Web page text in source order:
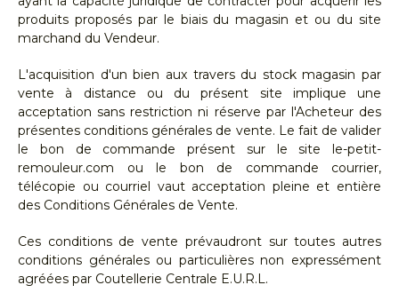
produits proposés par le biais du magasin et ou du site
marchand du Vendeur.
L'acquisition d'un bien aux travers du stock magasin par
vente à distance ou du présent site implique une
acceptation sans restriction ni réserve par l'Acheteur des
présentes conditions générales de vente. Le fait de valider
le bon de commande présent sur le site le-petit-
remouleur.com ou le bon de commande courrier,
télécopie ou courriel vaut acceptation pleine et entière
des Conditions Générales de Vente.
Ces conditions de vente prévaudront sur toutes autres
conditions générales ou particulières non expressément
agréées par Coutellerie Centrale E.U.R.L.